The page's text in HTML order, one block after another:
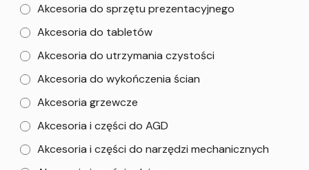
Akcesoria do sprzętu prezentacyjnego
Akcesoria do tabletów
Akcesoria do utrzymania czystości
Akcesoria do wykończenia ścian
Akcesoria grzewcze
Akcesoria i części do AGD
Akcesoria i części do narzędzi mechanicznych